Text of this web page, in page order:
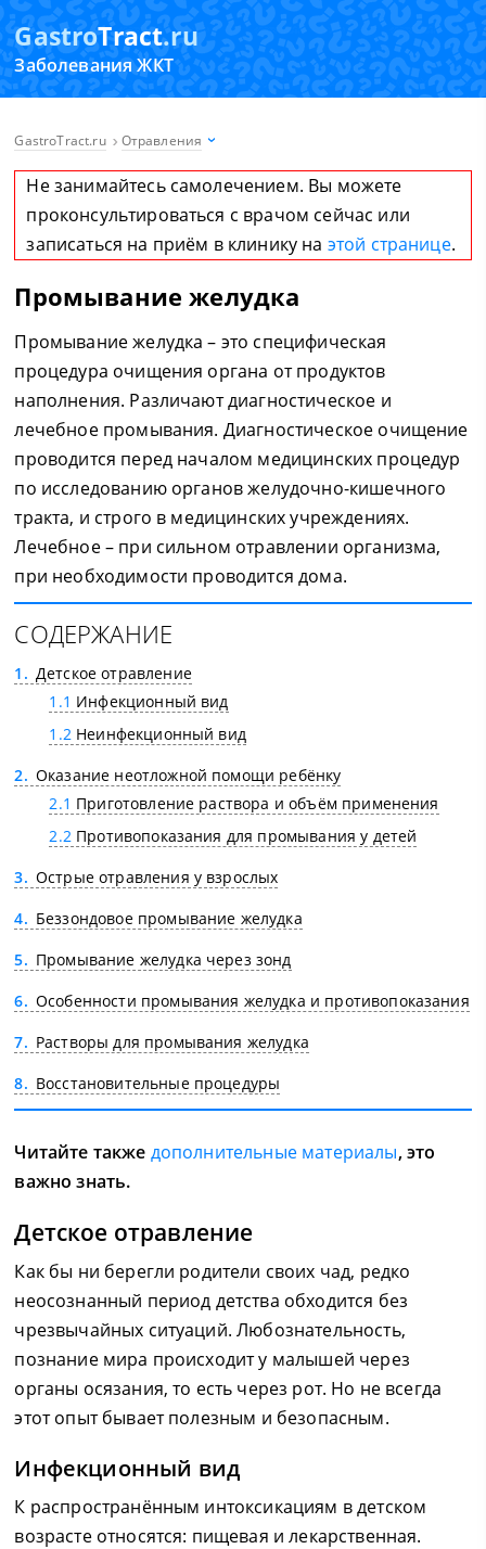
GastroTract.ru
Заболевания ЖКТ
GastroTract.ru Отравления
Не занимайтесь самолечением. Вы можете
проконсультироваться с врачом сейчас или
записаться на приём в клинику на этой странице.
Промывание желудка
Промывание желудка – это специфическая
процедура очищения органа от продуктов
наполнения. Различают диагностическое и
лечебное промывания. Диагностическое очищение
проводится перед началом медицинских процедур
по исследованию органов желудочно-кишечного
тракта, и строго в медицинских учреждениях.
Лечебное – при сильном отравлении организма,
при необходимости проводится дома.
СОДЕРЖАНИЕ
1
Детское отравление
1.1 Инфекционный вид
1.2Неинфекционный вид
2
Оказание неотложной помощи ребёнку
2.1 Приготовление раствора и объём применения
2.2Противопоказания для промывания у детей
3
Острые отравления у взрослых
4
Беззондовое промывание желудка
5
Промывание желудка через зонд
6
Особенности промывания желудка и противопоказания
7
Растворы для промывания желудка
8
Восстановительные процедуры
Читайте также дополнительные материалы, это
важно знать.
Детское отравление
Как бы ни берегли родители своих чад, редко
неосознанный период детства обходится без
чрезвычайных ситуаций. Любознательность,
познание мира происходит у малышей через
органы осязания, то есть через рот. Но не всегда
этот опыт бывает полезным и безопасным.
Инфекционный вид
К распространённым интоксикациям в детском
возрасте относятся: пищевая и лекарственная.